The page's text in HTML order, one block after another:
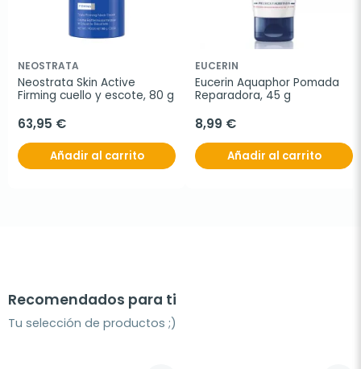
NEOSTRATA
Neostrata Skin Active
Firming cuello y escote, 80 g
63,95 €
Añadir al carrito
EUCERIN
Eucerin Aquaphor Pomada
Reparadora, 45 g
8,99 €
Añadir al carrito
Recomendados para ti
Tu selección de productos ;)